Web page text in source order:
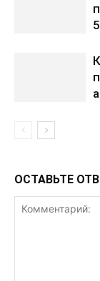
ОСТАВЬТЕ